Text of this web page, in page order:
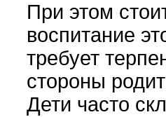
При этом
воспитание
требует
стороны
Дети часто